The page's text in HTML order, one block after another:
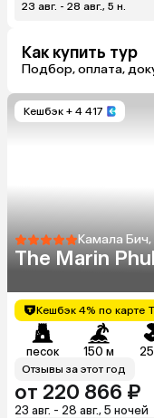
23 авг. - 28 авг., 5 н.
Как купить тур
Подбор, оплата,
Кешбэк + 4 417
Камала Бич,
The Marin
Кешбэк 4% по карте
песок 150 м
Отзывы за этот год
от 220 866 ₽
23 авг. - 28 авг., 5 ночей